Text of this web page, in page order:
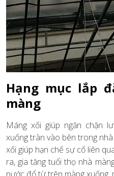
Hạng mục lắp
màng
Máng xối giúp ngăn chặn
xuống tràn vào bên trong nhà
xối giúp hạn chế sự cố liên
ra, gia tăng tuổi thọ nhà